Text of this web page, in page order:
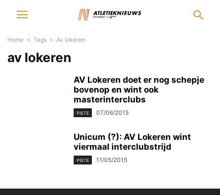
Home Tags Av lokeren
av lokeren
AV Lokeren doet er nog schepje
bovenop en wint ook
masterinterclubs
PISTE 07/06/2015
Unicum (?): AV Lokeren wint
viermaal interclubstrijd
PISTE 11/05/2015